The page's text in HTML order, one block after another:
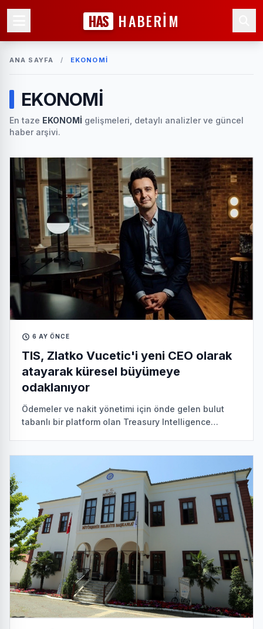
HAS HABERİM
ANA SAYFA / EKONOMİ
EKONOMİ
En taze EKONOMİ gelişmeleri, detaylı analizler ve güncel
haber arşivi.
6 AY ÖNCE
TIS, Zlatko Vucetic'i yeni CEO olarak
atayarak küresel büyümeye
odaklanıyor
Ödemeler ve nakit yönetimi için önde gelen bulut
tabanlı bir platform olan Treasury Intelligence